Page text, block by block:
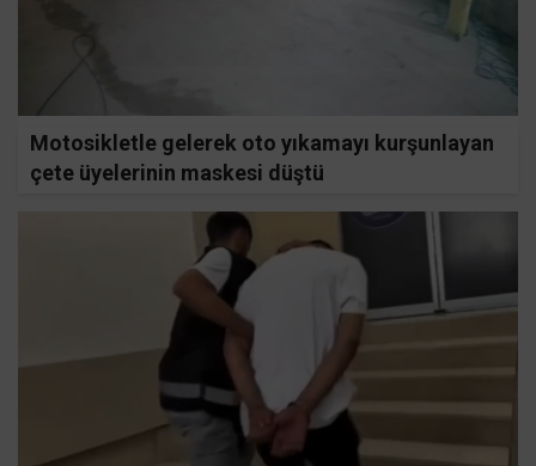
Motosikletle gelerek oto yıkamayı kurşunlayan
çete üyelerinin maskesi düştü